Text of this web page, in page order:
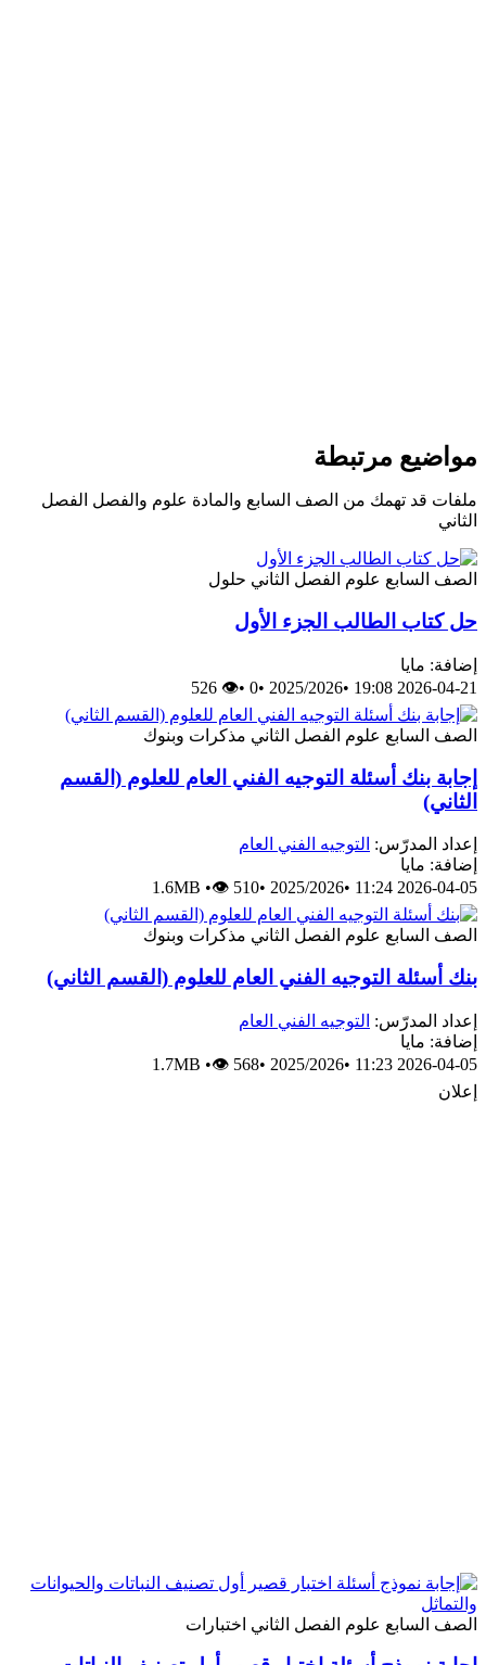
مواضيع مرتبطة
ملفات قد تهمك من الصف السابع والمادة علوم والفصل الفصل
الثاني
الصف السابع علوم الفصل الثاني حلول
حل كتاب الطالب الجزء الأول
إضافة: مايا
2026-04-21 19:08
•
2025/2026
•
0
•
👁 526
الصف السابع علوم الفصل الثاني مذكرات وبنوك
إجابة بنك أسئلة التوجيه الفني العام للعلوم (القسم
الثاني)
إعداد المدرّس: التوجيه الفني العام
إضافة: مايا
2026-04-05 11:24
•
2025/2026
•
1.6MB •👁 510
الصف السابع علوم الفصل الثاني مذكرات وبنوك
بنك أسئلة التوجيه الفني العام للعلوم (القسم الثاني)
إعداد المدرّس: التوجيه الفني العام
إضافة: مايا
2026-04-05 11:23
•
2025/2026
•
1.7MB •👁 568
إعلان
الصف السابع علوم الفصل الثاني اختبارات